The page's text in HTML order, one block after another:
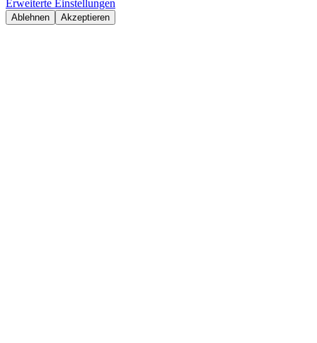
Erweiterte Einstellungen
Ablehnen Akzeptieren